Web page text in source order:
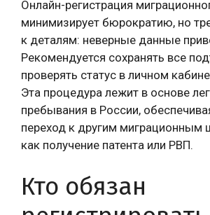
Онлайн-регистрация
минимизирует бюрократию, но
к деталям: неверные данные
Рекомендуется сохранять все
проверять статус в личном
Эта процедура лежит в основе
пребывания в России,
переход к другим миграционным
как получение патента или РВП.
Кто обязан